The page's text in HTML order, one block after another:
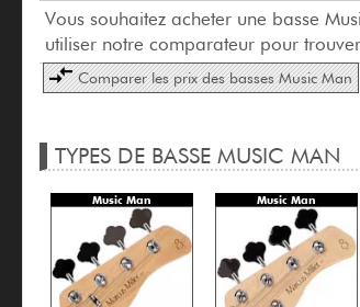
Vous souhaitez acheter une basse
utiliser notre comparateur pour
Comparer les prixdes basses Music Man
TYPES DE BASSE MUSIC MAN
Music Man Music Man